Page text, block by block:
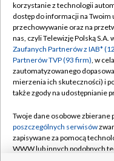
Abonament TVP
Emisja w TVP
Centrum informacji
Naziemna Telewizja
Rada Programowa
System NOS
korzystanie z technologii
dostęp do informacji na
przechowywanie oraz na
nas, czyli Telewizję Polską S.A.
Zaufanych Partnerów z IAB*
Partnerów TVP (93 firm), w
zautomatyzowanego
mierzenia ich skuteczności) i
także zgody na udostępnianie
Twoje dane osobowe zbierane
poszczególnych serwisów
zapisywane za pomocą
WWW lub innych podobnych